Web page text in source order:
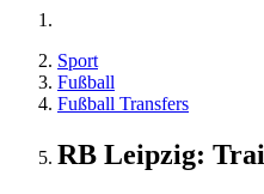
Sport
Fußball
Fußball Transfers
RB Leipzig: